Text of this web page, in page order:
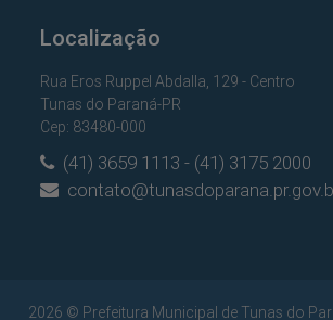
Localização
Rua Eros Ruppel Abdalla, 129 - Centro
Tunas do Paraná-PR
Cep: 83480-000
(41) 3659 1113 - (41) 3175 2000
2026 © Prefeitura Municipal de Tunas do